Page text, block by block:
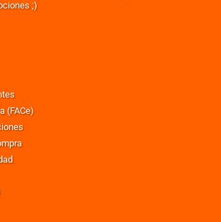
;)
(FACe)